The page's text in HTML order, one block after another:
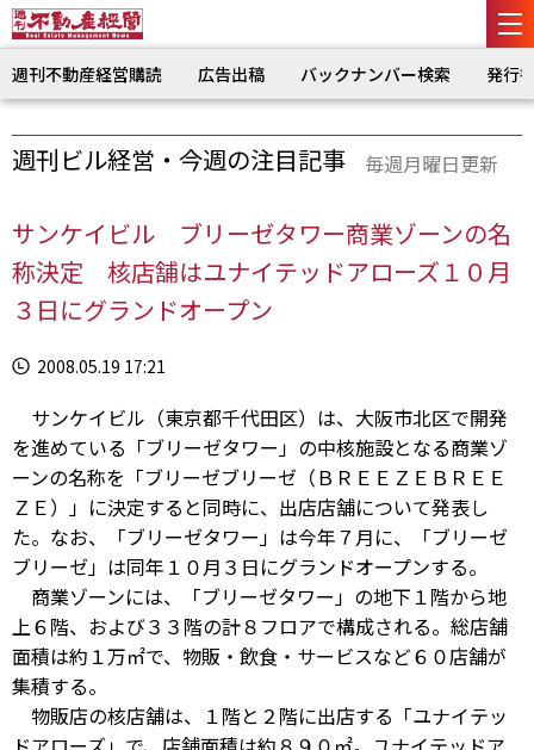
週刊不動産経営購読 広告出稿 バックナンバー検索 発行
週刊ビル経営・今週の注目記事 毎週月曜日更新
サンケイビル ブリーゼタワー商業ゾーンの名
称決定 核店舗はユナイテッドアローズ１０月
３日にグランドオープン
2008.05.19 17:21
サンケイビル（東京都千代田区）は、大阪市北区で開発
を進めている「ブリーゼタワー」の中核施設となる商業ゾ
ーンの名称を「ブリーゼブリーゼ（ＢＲＥＥＺＥＢＲＥＥ
ＺＥ）」に決定すると同時に、出店店舗について発表し
た。なお、「ブリーゼタワー」は今年７月に、「ブリーゼ
ブリーゼ」は同年１０月３日にグランドオープンする。
商業ゾーンには、「ブリーゼタワー」の地下１階から地
上６階、および３３階の計８フロアで構成される。総店舗
面積は約１万㎡で、物販・飲食・サービスなど６０店舗が
集積する。
物販店の核店舗は、１階と２階に出店する「ユナイテッ